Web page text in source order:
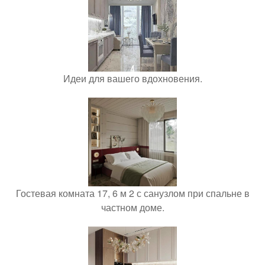
Идеи для вашего вдохновения.
Гостевая комната 17, 6 м 2 с санузлом при спальне в
частном доме.